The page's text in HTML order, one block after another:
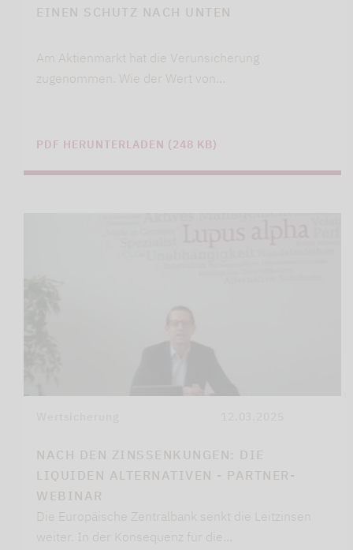
EINEN SCHUTZ NACH UNTEN
Am Aktienmarkt hat die Verunsicherung
zugenommen. Wie der Wert von…
PDF HERUNTERLADEN (248 KB)
NACH DEN ZINSSENKUNGEN: DIE
LIQUIDEN ALTERNATIVEN - PARTNER-
WEBINAR
Die Europäische Zentralbank senkt die Leitzinsen
weiter. In der Konsequenz für die…